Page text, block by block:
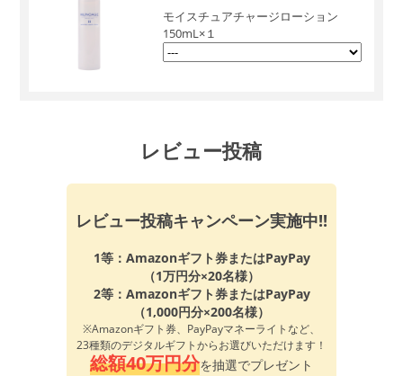
モイスチュアチャージローション
150mL×１
レビュー投稿
レビュー投稿キャンペーン実施中!!
1等：Amazonギフト券またはPayPay
（1万円分×20名様）
2等：Amazonギフト券またはPayPay
（1,000円分×200名様）
※Amazonギフト券、PayPayマネーライトなど、
23種類のデジタルギフトからお選びいただけます！
総額40万円分を抽選でプレゼント